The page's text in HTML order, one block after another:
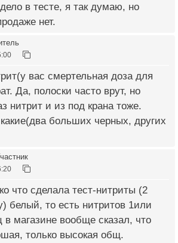
дело в тесте, я так думаю, но
нет.
вас смертельная доза для
Да, полоски часто врут, но
нитрит и из под крана тоже.
больших черных, других
что сделала тест-нитриты (2
белый, то есть нитритов 1или
в магазине вообще сказал, что
только высокая общ.